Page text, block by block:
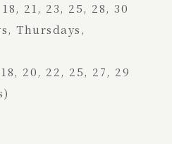
21, 23, 25, 28, 30
Thursdays,
20, 22, 25, 27, 29